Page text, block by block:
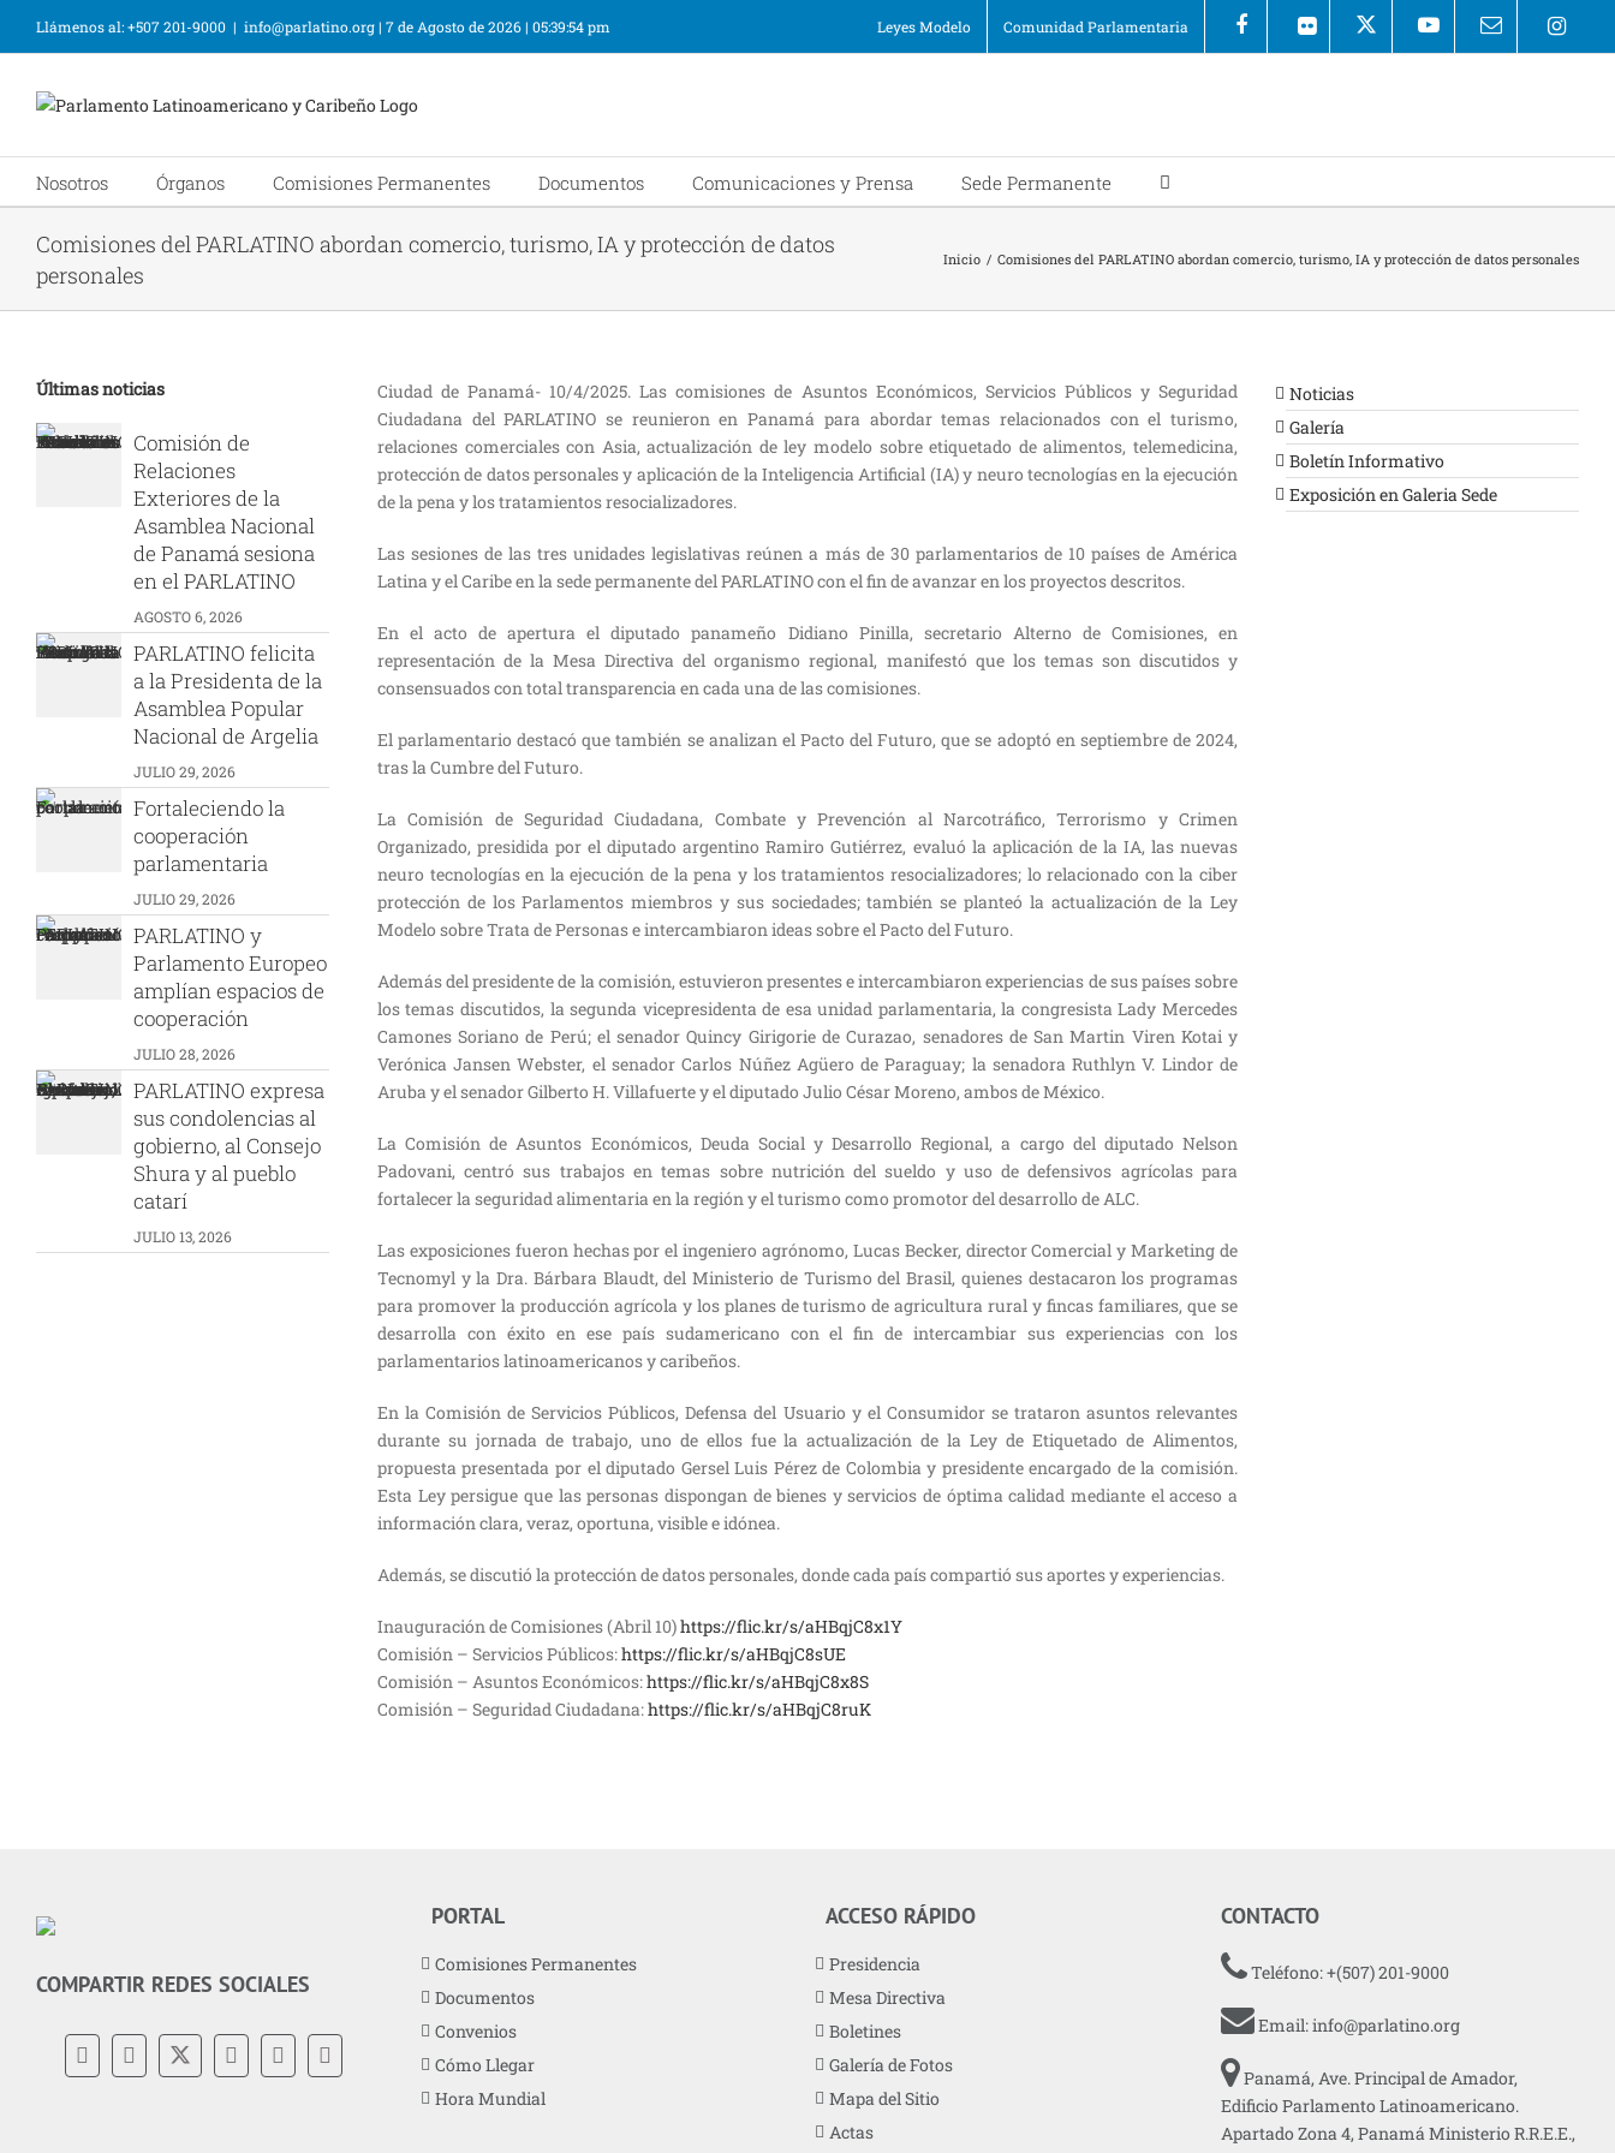
Llámenos al: +507 201-9000 | info@parlatino.org| 7 de Agosto de 2026| 05:39:54 pm Leyes Modelo Comunidad Parlamentaria
Nosotros Órganos Comisiones Permanentes Documentos Comunicaciones y Prensa Sede Permanente
Comisiones del PARLATINO abordan comercio, turismo, IA y protección de datos
personales
Inicio / Comisiones del PARLATINO abordan comercio, turismo, IA y protección de datos personales
Ciudad de Panamá- 10/4/2025. Las comisiones de Asuntos Económicos, Servicios Públicos y Seguridad
Ciudadana del PARLATINO se reunieron en Panamá para abordar temas relacionados con el turismo,
relaciones comerciales con Asia, actualización de ley modelo sobre etiquetado de alimentos, telemedicina,
protección de datos personales y aplicación de la Inteligencia Artificial (IA) y neuro tecnologías en la ejecución
de la pena y los tratamientos resocializadores.
Las sesiones de las tres unidades legislativas reúnen a más de 30 parlamentarios de 10 países de América
Latina y el Caribe en la sede permanente del PARLATINO con el fin de avanzar en los proyectos descritos.
En el acto de apertura el diputado panameño Didiano Pinilla, secretario Alterno de Comisiones, en
representación de la Mesa Directiva del organismo regional, manifestó que los temas son discutidos y
consensuados con total transparencia en cada una de las comisiones.
El parlamentario destacó que también se analizan el Pacto del Futuro, que se adoptó en septiembre de 2024,
tras la Cumbre del Futuro.
La Comisión de Seguridad Ciudadana, Combate y Prevención al Narcotráfico, Terrorismo y Crimen
Organizado, presidida por el diputado argentino Ramiro Gutiérrez, evaluó la aplicación de la IA, las nuevas
neuro tecnologías en la ejecución de la pena y los tratamientos resocializadores; lo relacionado con la ciber
protección de los Parlamentos miembros y sus sociedades; también se planteó la actualización de la Ley
Modelo sobre Trata de Personas e intercambiaron ideas sobre el Pacto del Futuro.
Además del presidente de la comisión, estuvieron presentes e intercambiaron experiencias de sus países sobre
los temas discutidos, la segunda vicepresidenta de esa unidad parlamentaria, la congresista Lady Mercedes
Camones Soriano de Perú; el senador Quincy Girigorie de Curazao, senadores de San Martin Viren Kotai y
Verónica Jansen Webster, el senador Carlos Núñez Agüero de Paraguay; la senadora Ruthlyn V. Lindor de
Aruba y el senador Gilberto H. Villafuerte y el diputado Julio César Moreno, ambos de México.
La Comisión de Asuntos Económicos, Deuda Social y Desarrollo Regional, a cargo del diputado Nelson
Padovani, centró sus trabajos en temas sobre nutrición del sueldo y uso de defensivos agrícolas para
fortalecer la seguridad alimentaria en la región y el turismo como promotor del desarrollo de ALC.
Las exposiciones fueron hechas por el ingeniero agrónomo, Lucas Becker, director Comercial y Marketing de
Tecnomyl y la Dra. Bárbara Blaudt, del Ministerio de Turismo del Brasil, quienes destacaron los programas
para promover la producción agrícola y los planes de turismo de agricultura rural y fincas familiares, que se
desarrolla con éxito en ese país sudamericano con el fin de intercambiar sus experiencias con los
parlamentarios latinoamericanos y caribeños.
En la Comisión de Servicios Públicos, Defensa del Usuario y el Consumidor se trataron asuntos relevantes
durante su jornada de trabajo, uno de ellos fue la actualización de la Ley de Etiquetado de Alimentos,
propuesta presentada por el diputado Gersel Luis Pérez de Colombia y presidente encargado de la comisión.
Esta Ley persigue que las personas dispongan de bienes y servicios de óptima calidad mediante el acceso a
información clara, veraz, oportuna, visible e idónea.
Además, se discutió la protección de datos personales, donde cada país compartió sus aportes y experiencias.
Inauguración de Comisiones (Abril 10)https://flic.kr/s/aHBqjC8x1Y
Comisión – Servicios Públicos:https://flic.kr/s/aHBqjC8sUE
Comisión – Asuntos Económicos:https://flic.kr/s/aHBqjC8x8S
Comisión – Seguridad Ciudadana:https://flic.kr/s/aHBqjC8ruK
Últimas noticias
Comisión de
Relaciones
Exteriores de la
Asamblea Nacional
de Panamá sesiona
en el PARLATINO
AGOSTO 6, 2026
PARLATINO felicita
a la Presidenta de la
Asamblea Popular
Nacional de Argelia
JULIO 29, 2026
Fortaleciendo la
cooperación
parlamentaria
JULIO 29, 2026
PARLATINO y
Parlamento Europeo
amplían espacios de
cooperación
JULIO 28, 2026
PARLATINO expresa
sus condolencias al
gobierno, al Consejo
Shura y al pueblo
catarí
JULIO 13, 2026
Noticias
Galería
Boletín Informativo
Exposición en Galeria Sede
COMPARTIR REDES SOCIALES
PORTAL
Comisiones Permanentes
Documentos
Convenios
Cómo Llegar
Hora Mundial
ACCESO RÁPIDO
Presidencia
Mesa Directiva
Boletines
Galería de Fotos
Mapa del Sitio
Actas
CONTACTO
Teléfono: +(507) 201-9000
Email:info@parlatino.org
Panamá, Ave. Principal de Amador,
Edificio Parlamento Latinoamericano.
Apartado Zona 4, Panamá Ministerio R.R.E.E.,